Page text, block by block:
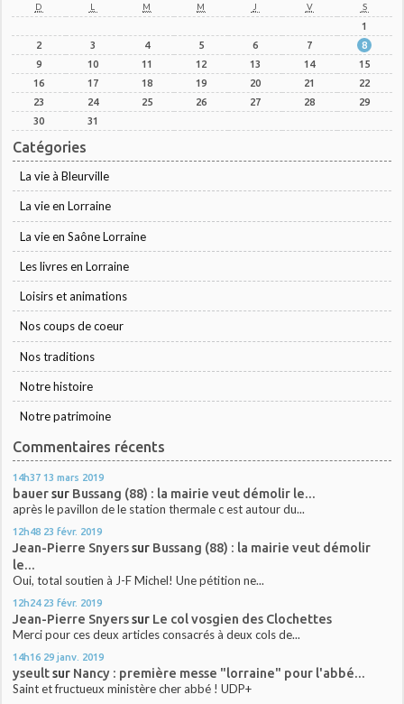
D L M M J V S
1
2
3 4 5 6 7
8
9
10 11 12 13 14
15
16
17 18 19 20 21
22
23
24 25 26 27 28
29
30
31
Catégories
La vie à Bleurville
La vie en Lorraine
La vie en Saône Lorraine
Les livres en Lorraine
Loisirs et animations
Nos coups de coeur
Nos traditions
Notre histoire
Notre patrimoine
Commentaires récents
14h37 13 mars 2019
bauersur Bussang (88) : la mairie veut démolir le...
après le pavillon de le station thermale c est autour du...
12h48 23 févr. 2019
Jean-Pierre Snyerssur Bussang (88) : la mairie veut démolir
le...
Oui, total soutien à J-F Michel! Une pétition ne...
12h24 23 févr. 2019
Jean-Pierre Snyerssur Le col vosgien des Clochettes
Merci pour ces deux articles consacrés à deux cols de...
14h16 29 janv. 2019
yseultsur Nancy : première messe "lorraine" pour l'abbé...
Saint et fructueux ministère cher abbé ! UDP+